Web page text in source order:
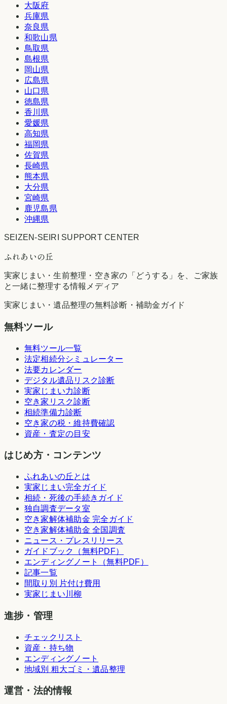
大阪府
兵庫県
奈良県
和歌山県
鳥取県
島根県
岡山県
広島県
山口県
徳島県
香川県
愛媛県
高知県
福岡県
佐賀県
長崎県
熊本県
大分県
宮崎県
鹿児島県
沖縄県
SEIZEN-SEIRI SUPPORT CENTER
ふれあいの丘
実家じまい・生前整理・空き家の「どうする」を、ご家族
と一緒に整理する情報メディア
実家じまい・遺品整理の無料診断・補助金ガイド
無料ツール
無料ツール一覧
法定相続分シミュレーター
法要カレンダー
デジタル遺品リスク診断
実家じまい力診断
空き家リスク診断
相続準備力診断
空き家の税・維持費確認
資産・査定の目安
はじめ方・コンテンツ
ふれあいの丘とは
実家じまい完全ガイド
相続・死後の手続きガイド
独自調査データ室
空き家解体補助金 完全ガイド
空き家解体補助金 全国調査
ニュース・プレスリリース
ガイドブック（無料PDF）
エンディングノート（無料PDF）
記事一覧
間取り別 片付け費用
実家じまい川柳
進捗・管理
チェックリスト
資産・持ち物
エンディングノート
地域別 粗大ゴミ・遺品整理
運営・法的情報